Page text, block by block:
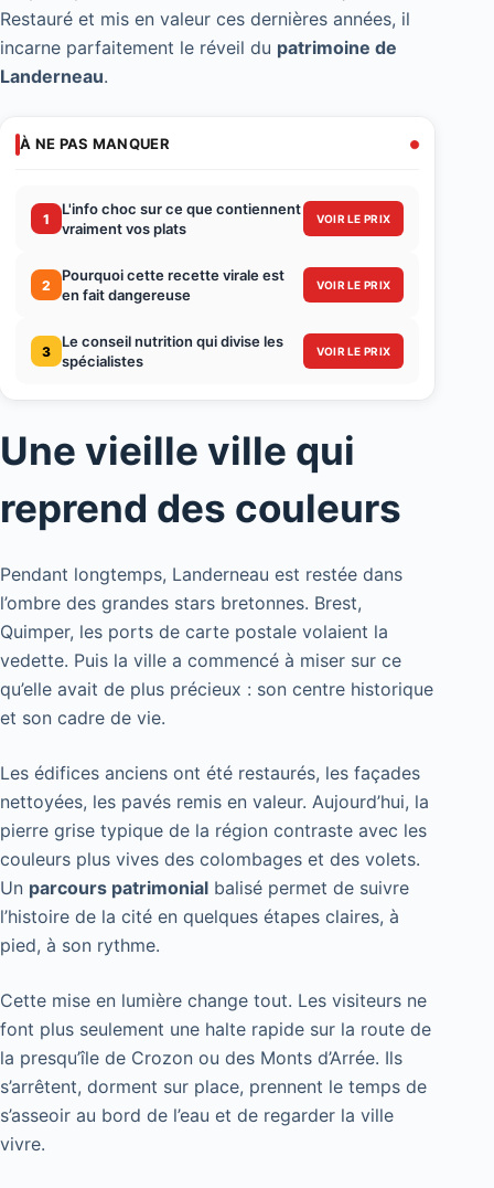
Restauré et mis en valeur ces dernières années, il
incarne parfaitement le réveil du patrimoine de
Landerneau.
À NE PAS MANQUER
1
L'info choc sur ce que contiennent
vraiment vos plats
VOIR LE PRIX
2
Pourquoi cette recette virale est
en fait dangereuse
VOIR LE PRIX
3
Le conseil nutrition qui divise les
spécialistes
VOIR LE PRIX
Une vieille ville qui
reprend des couleurs
Pendant longtemps, Landerneau est restée dans
l’ombre des grandes stars bretonnes. Brest,
Quimper, les ports de carte postale volaient la
vedette. Puis la ville a commencé à miser sur ce
qu’elle avait de plus précieux : son centre historique
et son cadre de vie.
Les édifices anciens ont été restaurés, les façades
nettoyées, les pavés remis en valeur. Aujourd’hui, la
pierre grise typique de la région contraste avec les
couleurs plus vives des colombages et des volets.
Un parcours patrimonial balisé permet de suivre
l’histoire de la cité en quelques étapes claires, à
pied, à son rythme.
Cette mise en lumière change tout. Les visiteurs ne
font plus seulement une halte rapide sur la route de
la presqu’île de Crozon ou des Monts d’Arrée. Ils
s’arrêtent, dorment sur place, prennent le temps de
s’asseoir au bord de l’eau et de regarder la ville
vivre.